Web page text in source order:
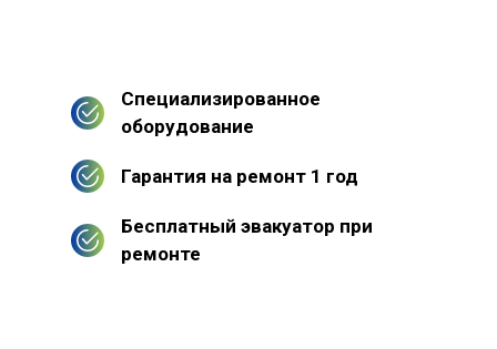
Специализированное
оборудование
Гарантия на ремонт 1 год
Бесплатный эвакуатор при
ремонте